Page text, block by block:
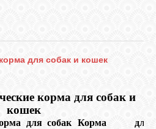
для собак и кошек
корма для собак и
кошек
для собак Корма
для